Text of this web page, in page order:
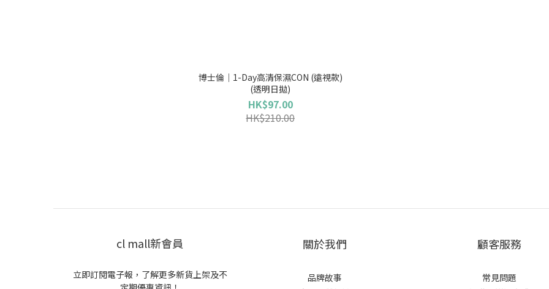
博士倫｜1-Day高清保濕CON (遠視款)
(透明日拋)
HK$97.00
HK$210.00
cl mall新會員
立即訂閱電子報，了解更多新貨上架及不
關於我們
品牌故事
顧客服務
常見問題